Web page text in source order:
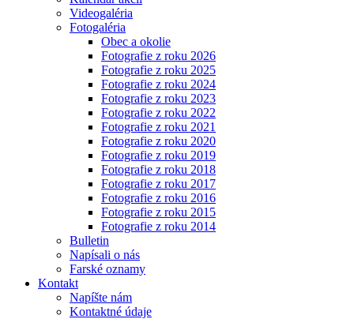
Videogaléria
Fotogaléria
Obec a okolie
Fotografie z roku 2026
Fotografie z roku 2025
Fotografie z roku 2024
Fotografie z roku 2023
Fotografie z roku 2022
Fotografie z roku 2021
Fotografie z roku 2020
Fotografie z roku 2019
Fotografie z roku 2018
Fotografie z roku 2017
Fotografie z roku 2016
Fotografie z roku 2015
Fotografie z roku 2014
Bulletin
Napísali o nás
Farské oznamy
Kontakt
Napíšte nám
Kontaktné údaje